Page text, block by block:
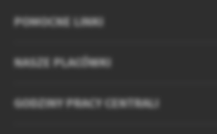
POMOCNE LINKI
NASZE PLACÓWKI
GODZINY PRACY CENTRALI